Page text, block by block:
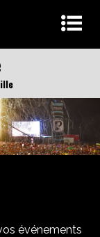
événements